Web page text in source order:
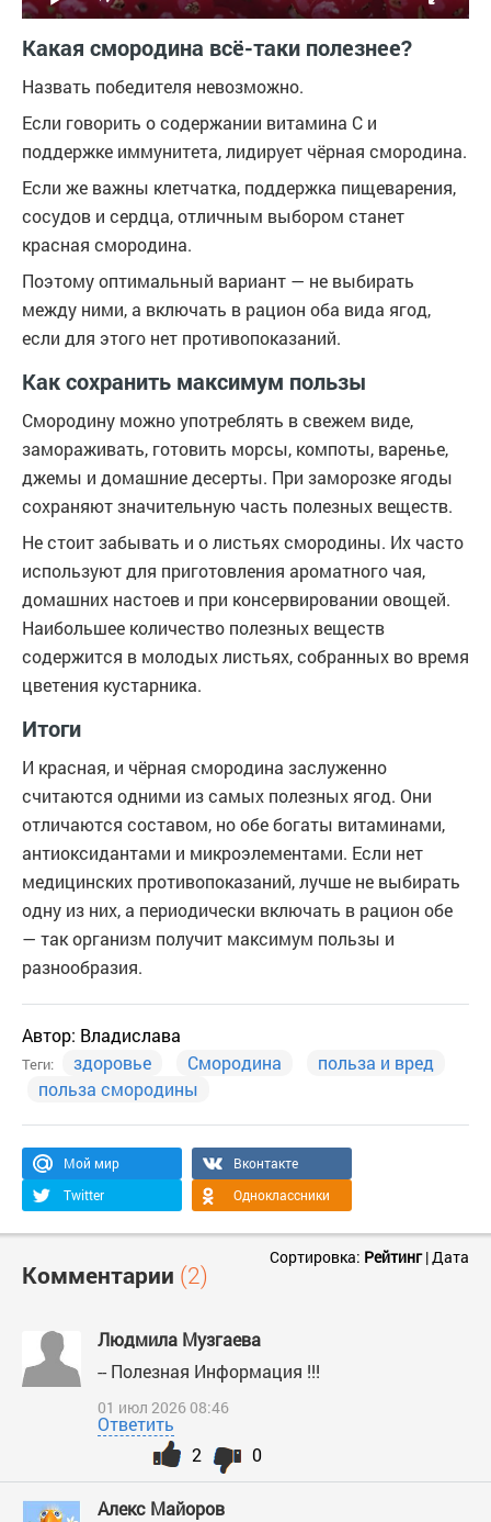
Какая смородина всё-таки полезнее?
Назвать победителя невозможно.
Если говорить о содержании витамина C и
поддержке иммунитета, лидирует чёрная смородина.
Если же важны клетчатка, поддержка пищеварения,
сосудов и сердца, отличным выбором станет
красная смородина.
Поэтому оптимальный вариант — не выбирать
между ними, а включать в рацион оба вида ягод,
если для этого нет противопоказаний.
Как сохранить максимум пользы
Смородину можно употреблять в свежем виде,
замораживать, готовить морсы, компоты, варенье,
джемы и домашние десерты. При заморозке ягоды
сохраняют значительную часть полезных веществ.
Не стоит забывать и о листьях смородины. Их часто
используют для приготовления ароматного чая,
домашних настоев и при консервировании овощей.
Наибольшее количество полезных веществ
содержится в молодых листьях, собранных во время
цветения кустарника.
Итоги
И красная, и чёрная смородина заслуженно
считаются одними из самых полезных ягод. Они
отличаются составом, но обе богаты витаминами,
антиоксидантами и микроэлементами. Если нет
медицинских противопоказаний, лучше не выбирать
одну из них, а периодически включать в рацион обе
— так организм получит максимум пользы и
разнообразия.
Автор: Владислава
Теги: здоровье Смородина
польза и вред
польза смородины
Мой мир
Вконтакте
Twitter
Одноклассники
Комментарии (2)
Сортировка: Рейтинг|Дата
Людмила Музгаева
-- Полезная Информация !!!
01 июл 2026 08:46
Ответить
0
2
Алекс Майоров